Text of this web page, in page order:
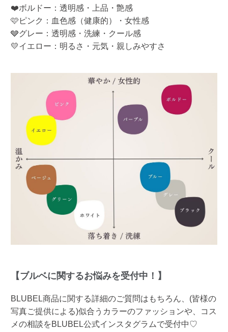
❤️ボルドー：透明感・上品・艶感
🩷ピンク：血色感（健康的）・女性感
🩶グレー：透明感・洗練・クール感
💛イエロー：明るさ・元気・親しみやすさ
【ブルベに関するお悩みを受付中！】
BLUBEL商品に関する詳細のご質問はもちろん、(皆様の
写真ご提供による)似合うカラーのファッションや、コス
メの相談をBLUBEL公式インスタグラムで受付中♡